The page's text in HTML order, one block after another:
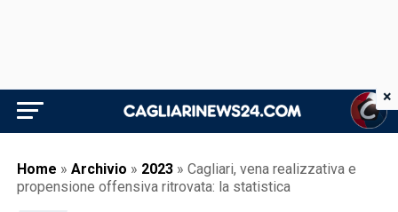
Home » Archivio » 2023 » Cagliari, vena realizzativa e
propensione offensiva ritrovata: la statistica
×